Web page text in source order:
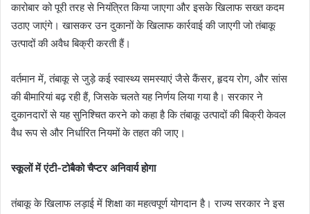
कारोबार को पूरी तरह से नियंत्रित किया जाएगा और इसके खिलाफ सख्त कदम
उठाए जाएंगे। खासकर उन दुकानों के खिलाफ कार्रवाई की जाएगी जो तंबाकू
उत्पादों की अवैध बिक्री करती हैं।
वर्तमान में, तंबाकू से जुड़े कई स्वास्थ्य समस्याएं जैसे कैंसर, हृदय रोग, और सांस
की बीमारियां बढ़ रही हैं, जिसके चलते यह निर्णय लिया गया है। सरकार ने
दुकानदारों से यह सुनिश्चित करने को कहा है कि तंबाकू उत्पादों की बिक्री केवल
वैध रूप से और निर्धारित नियमों के तहत की जाए।
स्कूलों में एंटी-टोबैको चैप्टर अनिवार्य होगा
तंबाकू के खिलाफ लड़ाई में शिक्षा का महत्वपूर्ण योगदान है। राज्य सरकार ने इस